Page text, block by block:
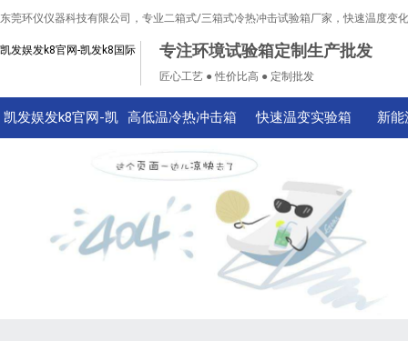
东莞环仪仪器科技有限公司，专业二箱式/三箱式冷热冲击试验箱厂家，快速温度变
凯发娱发k8官网-凯发k8国际 专注环境试验箱定制生产批发
匠心工艺 ● 性价比高 ● 定制批发
凯发娱发k8官网-凯 高低温冷热冲击箱 快速温变实验箱 新